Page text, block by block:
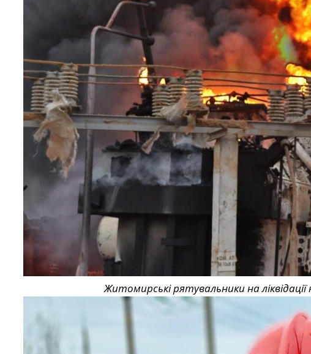
Житомирські рятувальники на